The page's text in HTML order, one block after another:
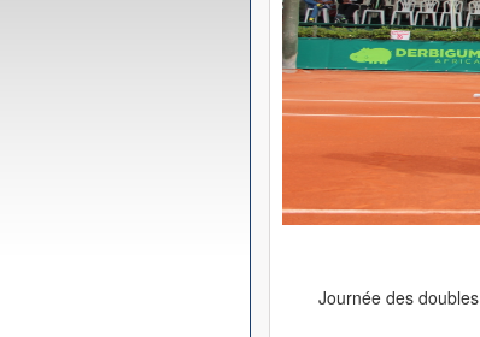
Journée des doubles